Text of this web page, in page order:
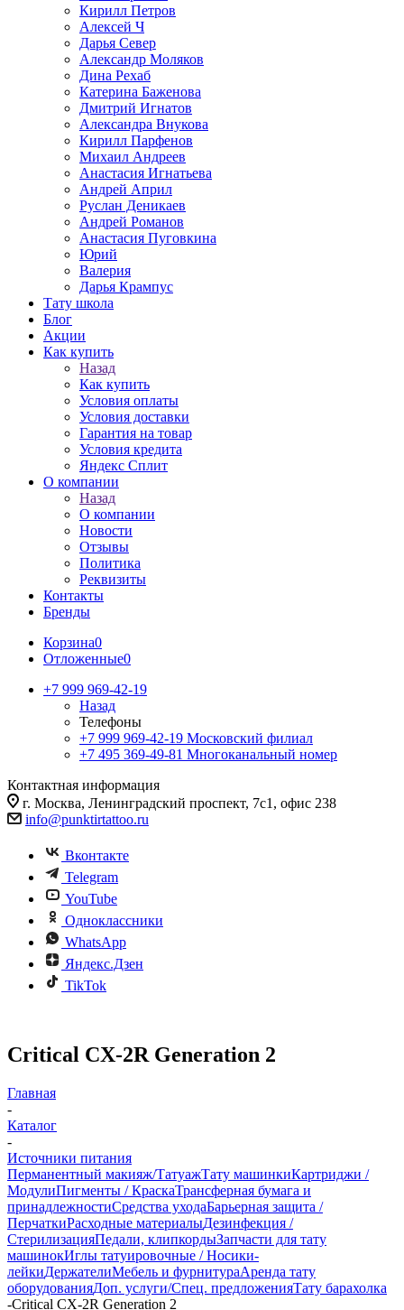
Кирилл Петров
Алексей Ч
Дарья Север
Александр Моляков
Дина Рехаб
Катерина Баженова
Дмитрий Игнатов
Александра Внукова
Кирилл Парфенов
Михаил Андреев
Анастасия Игнатьева
Андрей Април
Руслан Деникаев
Андрей Романов
Анастасия Пуговкина
Юрий
Валерия
Дарья Крампус
Тату школа
Блог
Акции
Как купить
Назад
Как купить
Условия оплаты
Условия доставки
Гарантия на товар
Условия кредита
Яндекс Сплит
О компании
Назад
О компании
Новости
Отзывы
Политика
Реквизиты
Контакты
Бренды
Корзина0
Отложенные0
+7 999 969-42-19
Назад
Телефоны
+7 999 969-42-19 Московский филиал
+7 495 369-49-81 Многоканальный номер
Контактная информация
г. Москва, Ленинградский проспект, 7с1, офис 238
info@punktirtattoo.ru
Вконтакте
Telegram
YouTube
Одноклассники
WhatsApp
Яндекс.Дзен
TikTok
Critical CX-2R Generation 2
Главная
-
Каталог
-
Источники питания
Перманентный макияж/ТатуажТату машинкиКартриджи /
МодулиПигменты / КраскаТрансферная бумага и
принадлежностиСредства уходаБарьерная защита /
ПерчаткиРасходные материалыДезинфекция /
СтерилизацияПедали, клипкордыЗапчасти для тату
машинокИглы татуировочные / Носики-
лейкиДержателиМебель и фурнитураАренда тату
оборудованияДоп. услуги/Спец. предложенияТату барахолка
-Critical CX-2R Generation 2